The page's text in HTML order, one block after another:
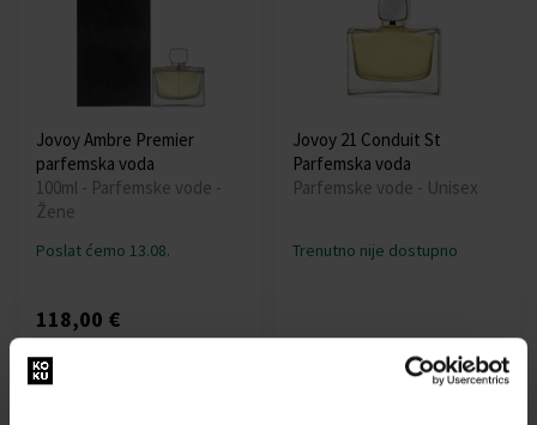
Jovoy Ambre Premier
parfemska voda
100ml - Parfemske vode -
Žene
Poslat ćemo 13.08.
118,00 €
Jovoy 21 Conduit St
Parfemska voda
Parfemske vode - Unisex
Trenutno nije dostupno